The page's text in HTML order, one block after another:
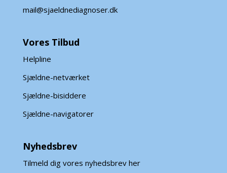
mail@sjaeldnediagnoser.dk
Vores Tilbud
Helpline
Sjældne-netværket
Sjældne-bisiddere
Sjældne-navigatorer
Nyhedsbrev
Tilmeld dig vores nyhedsbrev her